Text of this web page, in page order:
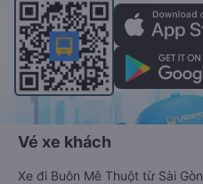
Vé xe khách
Xe đi Buôn Mê Thuột từ Sài Gòn